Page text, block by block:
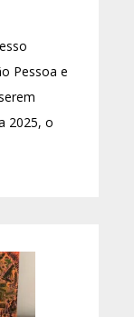
Pessoa e
2025, o